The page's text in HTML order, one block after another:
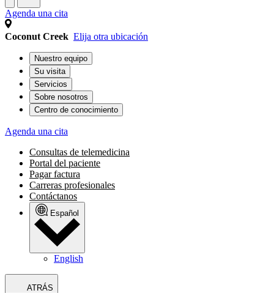
Agenda una cita
Coconut Creek Elija otra ubicación
Nuestro equipo
Su visita
Servicios
Sobre nosotros
Centro de conocimiento
Agenda una cita
Consultas de telemedicina
Portal del paciente
Pagar factura
Carreras profesionales
Contáctanos
Español
English
ATRÁS